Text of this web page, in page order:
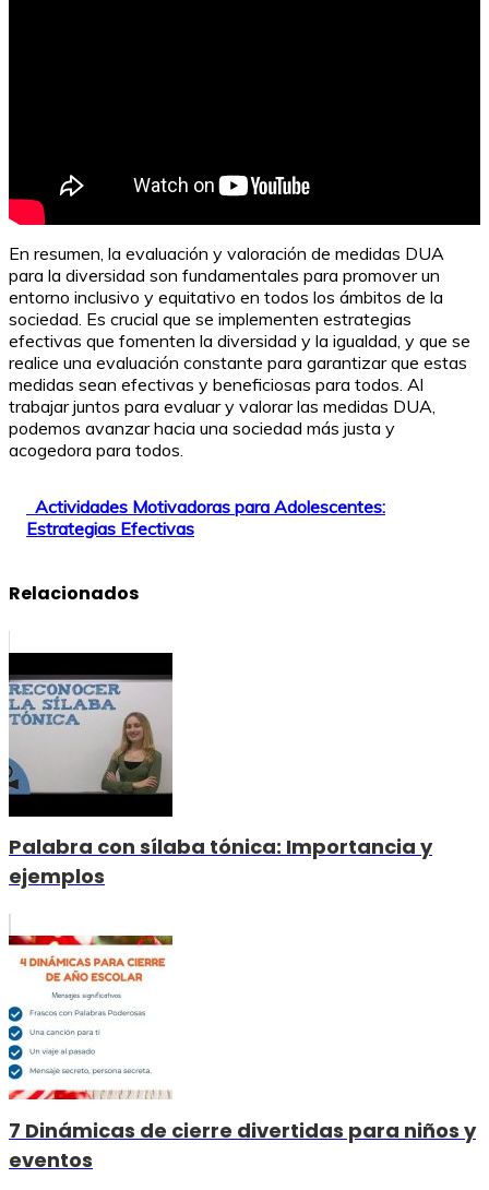
En resumen, la evaluación y valoración de medidas DUA
para la diversidad son fundamentales para promover un
entorno inclusivo y equitativo en todos los ámbitos de la
sociedad. Es crucial que se implementen estrategias
efectivas que fomenten la diversidad y la igualdad, y que se
realice una evaluación constante para garantizar que estas
medidas sean efectivas y beneficiosas para todos. Al
trabajar juntos para evaluar y valorar las medidas DUA,
podemos avanzar hacia una sociedad más justa y
acogedora para todos.
Actividades Motivadoras para Adolescentes:
Estrategias Efectivas
Relacionados
Palabra con sílaba tónica: Importancia y
ejemplos
7 Dinámicas de cierre divertidas para niños y
eventos